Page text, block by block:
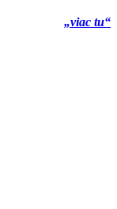
„viac tu“